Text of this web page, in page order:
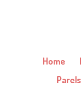
hoofdinhoud
Home
Parels